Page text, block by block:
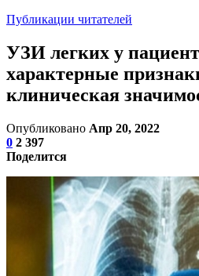
Публикации читателей
УЗИ легких у
характерные
клиническая
Опубликовано Апр 20, 2022
0 2 397
Поделится